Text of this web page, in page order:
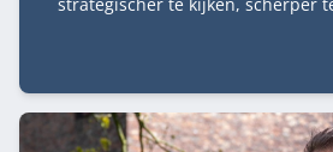
besluitvorming.